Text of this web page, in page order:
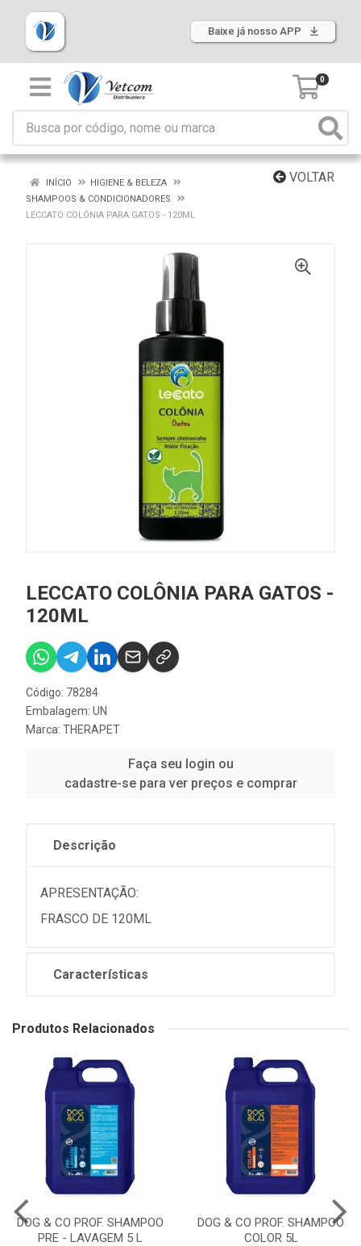
Baixe já nosso APP
0
VOLTAR
INÍCIO
HIGIENE & BELEZA
SHAMPOOS & CONDICIONADORES
LECCATO COLÔNIA PARA GATOS - 120ML
LECCATO COLÔNIA PARA GATOS -
120ML
Código: 78284
Embalagem: UN
Marca: THERAPET
Faça seu login ou
cadastre-se para ver preços e comprar
Descrição
APRESENTAÇÃO:
FRASCO DE 120ML
Características
Produtos Relacionados
DOG & CO PROF. SHAMPOO
PRE - LAVAGEM 5 L
DOG & CO PROF. SHAMPOO
COLOR 5L